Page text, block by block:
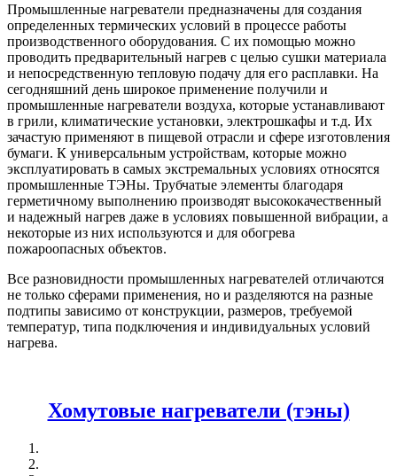
Промышленные нагреватели предназначены для создания
определенных термических условий в процессе работы
производственного оборудования. С их помощью можно
проводить предварительный нагрев с целью сушки материала
и непосредственную тепловую подачу для его расплавки. На
сегодняшний день широкое применение получили и
промышленные нагреватели воздуха, которые устанавливают
в грили, климатические установки, электрошкафы и т.д. Их
зачастую применяют в пищевой отрасли и сфере изготовления
бумаги. К универсальным устройствам, которые можно
эксплуатировать в самых экстремальных условиях относятся
промышленные ТЭНы. Трубчатые элементы благодаря
герметичному выполнению производят высококачественный
и надежный нагрев даже в условиях повышенной вибрации, а
некоторые из них используются и для обогрева
пожароопасных объектов.
Все разновидности промышленных нагревателей отличаются
не только сферами применения, но и разделяются на разные
подтипы зависимо от конструкции, размеров, требуемой
температур, типа подключения и индивидуальных условий
нагрева.
Хомутовые нагреватели (тэны)